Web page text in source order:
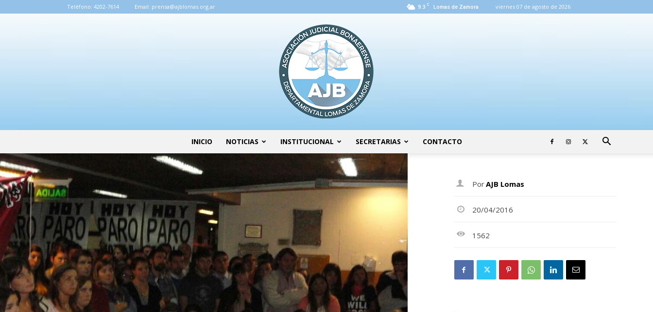
9.3 C Lomas de Zamora viernes 07 de agosto de 2026
Teléfono: 4202-7614 Email: prensa@ajblomas.org.ar
AJB
INICIO NOTICIAS INSTITUCIONAL SECRETARIAS CONTACTO
PorAJB Lomas
20/04/2016
1562